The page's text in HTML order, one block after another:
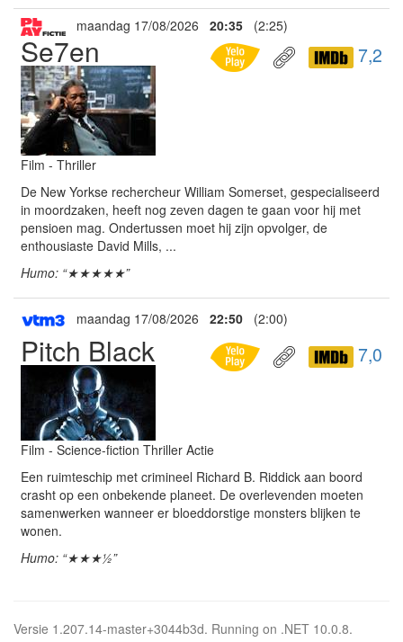
maandag 17/08/2026 20:35 (2:25)
Se7en 7,2
Film - Thriller
De New Yorkse rechercheur William Somerset, gespecialiseerd
in moordzaken, heeft nog zeven dagen te gaan voor hij met
pensioen mag. Ondertussen moet hij zijn opvolger, de
enthousiaste David Mills, ...
Humo: “★★★★★”
maandag 17/08/2026 22:50 (2:00)
Pitch Black 7,0
Film - Science-fiction Thriller Actie
Een ruimteschip met crimineel Richard B. Riddick aan boord
crasht op een onbekende planeet. De overlevenden moeten
samenwerken wanneer er bloeddorstige monsters blijken te
wonen.
Humo: “★★★½”
Versie 1.207.14-master+3044b3d. Running on .NET 10.0.8.